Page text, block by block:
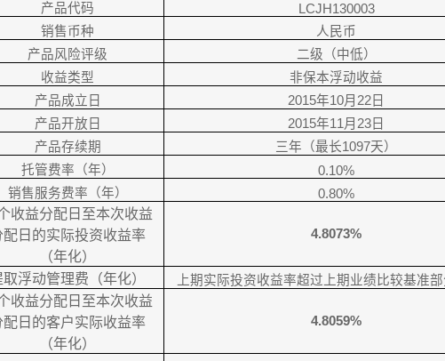
产品代码
LCJH130003
销售币种
人民币
产品风险评级
二级（中低）
收益类型
非保本浮动收益
产品成立日
2015年10月 22日
产品开放日
2015年11 月 23日
产品存续期
三年（最长1097天）
托管费率（年）
0.10%
销售服务费率（年）
0.80%
个收益分配日至本次收益
配日的实际投资收益率
（年化）
4.8073%
取浮动管理费（年化） 上期实际投资收益率超过上期业绩比较基准
个收益分配日至本次收益
配日的客户实际收益率
（年化）
4.8059%